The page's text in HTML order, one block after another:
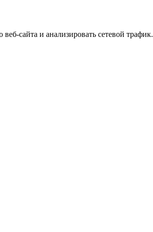
сайта и анализировать сетевой трафик.